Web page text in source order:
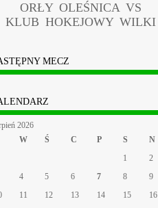
ORŁY OLEŚNICA VS
KLUB HOKEJOWY WILKI
MECZ
2026
W Ś C P S N
1
2
4 5 6 7 8
9
11 12 13 14 15
16